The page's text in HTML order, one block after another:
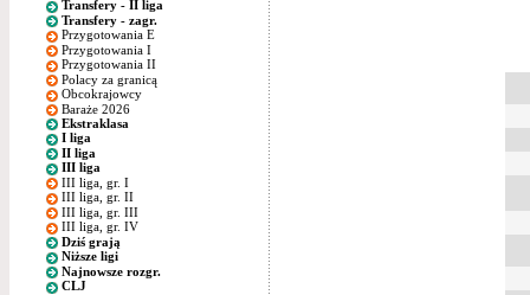
Transfery - II liga
Transfery - zagr.
Przygotowania E
Przygotowania I
Przygotowania II
Polacy za granicą
Obcokrajowcy
Baraże 2026
Ekstraklasa
I liga
II liga
III liga
III liga, gr. I
III liga, gr. II
III liga, gr. III
III liga, gr. IV
Dziś grają
Niższe ligi
Najnowsze rozgr.
CLJ